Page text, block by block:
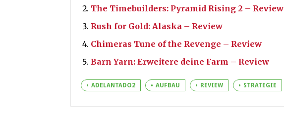
The Timebuilders: Pyramid Rising 2 – Review
Rush for Gold: Alaska – Review
Chimeras Tune of the Revenge – Review
Barn Yarn: Erweitere deine Farm – Review
ADELANTADO2 AUFBAU REVIEW STRATEGIE